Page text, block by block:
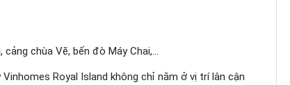
chùa Vẽ, bến đò Máy Chai,…
Royal Island không chỉ nằm ở vị trí lân cận